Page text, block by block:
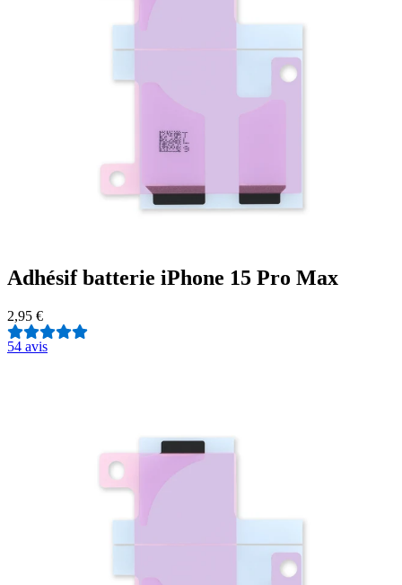
Adhésif batterie iPhone 15 Pro Max
2,95 €
54 avis